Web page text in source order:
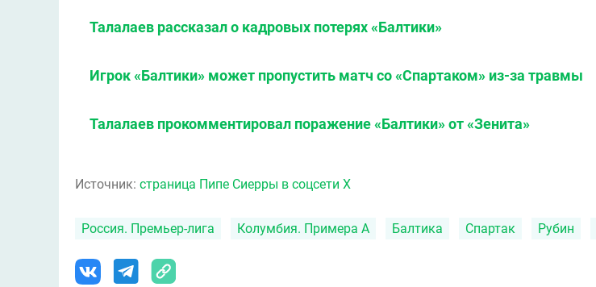
Талалаев рассказал о кадровых потерях «Балтики»
Игрок «Балтики» может пропустить матч со «Спартаком» из-за травмы
Талалаев прокомментировал поражение «Балтики» от «Зенита»
Источник: страница Пипе Сиерры в соцсети X
Россия. Премьер-лига Колумбия. Примера А Балтика Спартак Рубин